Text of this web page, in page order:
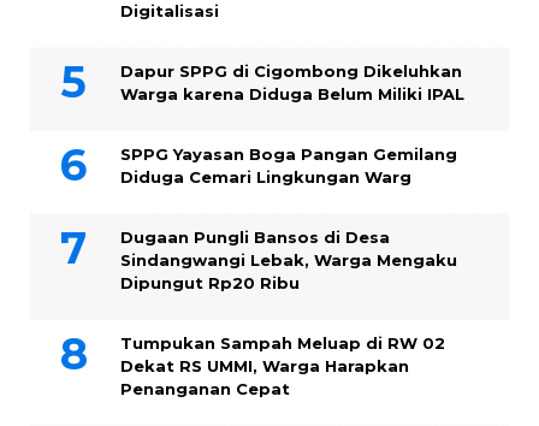
Digitalisasi
Dapur SPPG di Cigombong Dikeluhkan
Warga karena Diduga Belum Miliki IPAL
SPPG Yayasan Boga Pangan Gemilang
Diduga Cemari Lingkungan Warg
Dugaan Pungli Bansos di Desa
Sindangwangi Lebak, Warga Mengaku
Dipungut Rp20 Ribu
Tumpukan Sampah Meluap di RW 02
Dekat RS UMMI, Warga Harapkan
Penanganan Cepat